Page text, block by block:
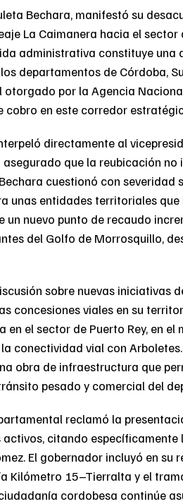
Bechara, manifestó su
La Caimanera hacia el sector
administrativa constituye una
departamentos de Córdoba,
por la Agencia
en este corredor
directamente al
que la reubicación
cuestionó con severidad
unas entidades territoriales
un nuevo punto de recaudo
del Golfo de Morrosquillo,
sobre nuevas iniciativas
concesiones viales en su
el sector de Puerto Rey, en el
conectividad vial con
obra de infraestructura que
pesado y comercial del
reclamó la
citando
El gobernador incluyó en
Kilómetro 15–Tierralta y el
cordobesa continúe